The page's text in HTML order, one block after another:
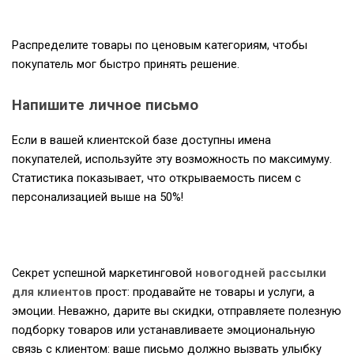
Распределите товары по ценовым категориям, чтобы
покупатель мог быстро принять решение.
Напишите личное письмо
Если в вашей клиентской базе доступны имена
покупателей, используйте эту возможность по максимуму.
Статистика показывает, что открываемость писем с
персонализацией выше на 50%!
Секрет успешной маркетинговой новогодней рассылки
для клиентов прост: продавайте не товары и услуги, а
эмоции. Неважно, дарите вы скидки, отправляете полезную
подборку товаров или устанавливаете эмоциональную
связь с клиентом: ваше письмо должно вызвать улыбку